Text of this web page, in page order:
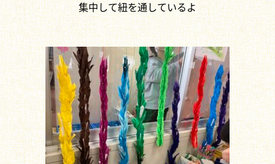
集中して紐を通しているよ